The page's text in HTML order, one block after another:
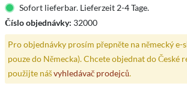
Sofort lieferbar. Lieferzeit 2-4 Tage.
Číslo objednávky: 32000
Pro objednávky prosím přepněte na německý e-
pouze do Německa). Chcete objednat do České
použijte nášvyhledávač prodejců.